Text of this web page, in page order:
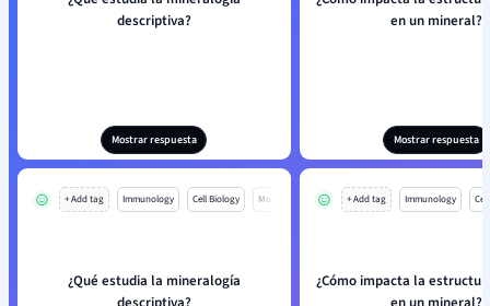
descriptiva?
Mostrar respuesta
en un mineral?
Mostrar respuesta
+ Add tag Immunology Cell Biology Mo
¿Qué estudia la mineralogía
+ Add tag Immunology
¿Cómo impacta la